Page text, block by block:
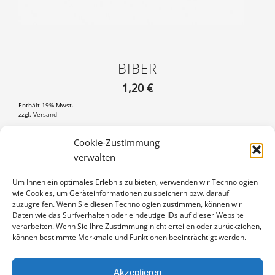
Cookie-Zustimmung
verwalten
Um Ihnen ein optimales Erlebnis zu bieten, verwenden wir Technologien
wie Cookies, um Geräteinformationen zu speichern bzw. darauf
zuzugreifen. Wenn Sie diesen Technologien zustimmen, können wir
Daten wie das Surfverhalten oder eindeutige IDs auf dieser Website
verarbeiten. Wenn Sie Ihre Zustimmung nicht erteilen oder zurückziehen,
können bestimmte Merkmale und Funktionen beeinträchtigt werden.
Akzeptieren
BIBER
1,20 €
Enthält 19% Mwst.
zzgl. Versand
IN DEN WARENKORB
Artikelnummer:PK-1105-1122
Kategorie: Weitere Motive